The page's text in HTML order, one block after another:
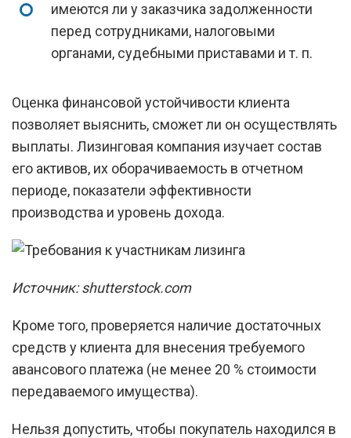
имеются ли у заказчика задолженности
перед сотрудниками, налоговыми
органами, судебными приставами и т. п.
Оценка финансовой устойчивости клиента
позволяет выяснить, сможет ли он осуществлять
выплаты. Лизинговая компания изучает состав
его активов, их оборачиваемость в отчетном
периоде, показатели эффективности
производства и уровень дохода.
Источник: shutterstock.com
Кроме того, проверяется наличие достаточных
средств у клиента для внесения требуемого
авансового платежа (не менее 20 % стоимости
передаваемого имущества).
Нельзя допустить, чтобы покупатель находился в